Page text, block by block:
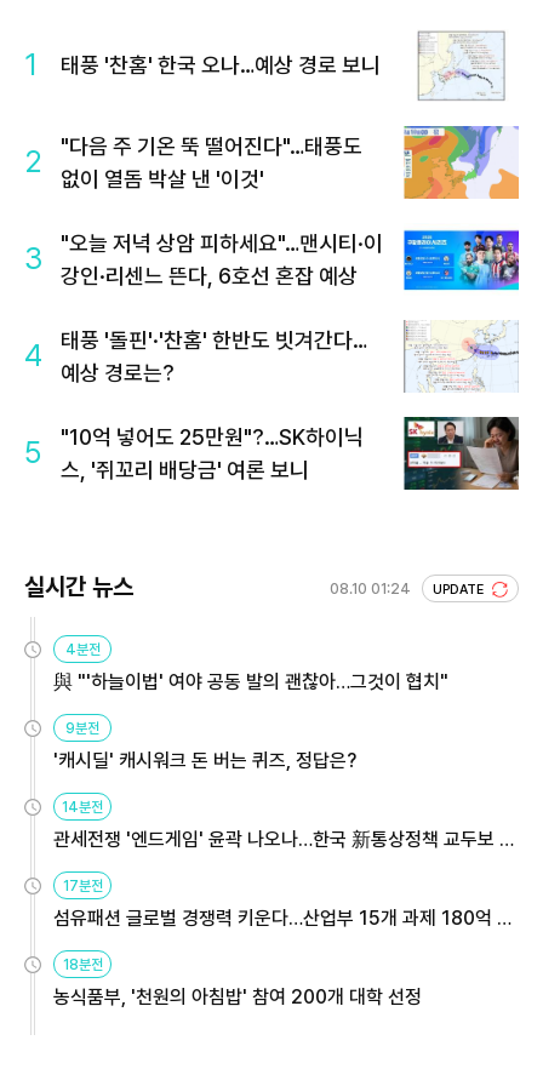
1 태풍 '찬홈' 한국 오나…예상 경로 보니
2
"다음 주 기온 뚝 떨어진다"…태풍도
없이 열돔 박살 낸 '이것'
3
"오늘 저녁 상암 피하세요"…맨시티·이
강인·리센느 뜬다, 6호선 혼잡 예상
4
태풍 '돌핀'·'찬홈' 한반도 빗겨간다…
예상 경로는?
5
"10억 넣어도 25만원"?…SK하이닉
스, '쥐꼬리 배당금' 여론 보니
실시간 뉴스 08.10 01:24 UPDATE
4분전
與 "'하늘이법' 여야 공동 발의 괜찮아…그것이 협치"
9분전
'캐시딜' 캐시워크 돈 버는 퀴즈, 정답은?
14분전
관세전쟁 '엔드게임' 윤곽 나오나…한국 新통상정책 교두보 활
용해야
17분전
섬유패션 글로벌 경쟁력 키운다…산업부 15개 과제 180억 지
원
18분전
농식품부, '천원의 아침밥' 참여 200개 대학 선정